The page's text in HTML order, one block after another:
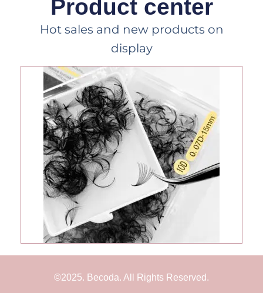
Product center
Hot sales and new products on
display
©2025. Becoda. All Rights Reserved.